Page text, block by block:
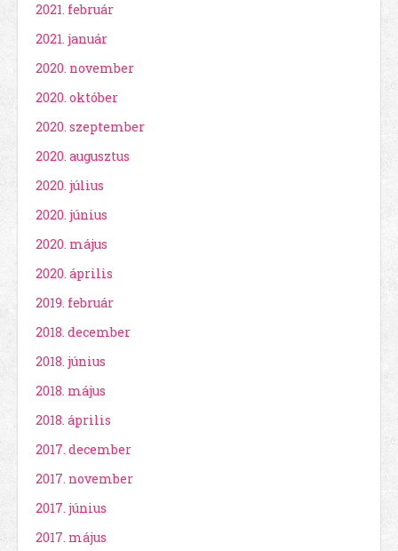
2021. február
2021. január
2020. november
2020. október
2020. szeptember
2020. augusztus
2020. július
2020. június
2020. május
2020. április
2019. február
2018. december
2018. június
2018. május
2018. április
2017. december
2017. november
2017. június
2017. május